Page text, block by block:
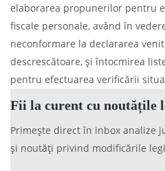
elaborarea propunerilor pentru
fiscale personale, având în
neconformare la declararea
descrescătoare, şi întocmirea
pentru efectuarea verificării
Fii la curent cu noutățile
Primește direct în inbox analize
și noutăți privind modificările